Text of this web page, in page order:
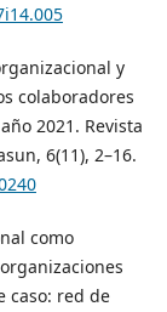
y
colaboradores
2021. Revista
6(11), 2–16.
como
caso: red de